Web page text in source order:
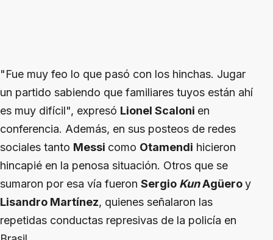
"Fue muy feo lo que pasó con los hinchas. Jugar
un partido sabiendo que familiares tuyos están ahí
es muy difícil", expresó Lionel Scaloni en
conferencia. Además, en sus posteos de redes
sociales tanto Messi como Otamendi hicieron
hincapié en la penosa situación. Otros que se
sumaron por esa vía fueron Sergio KunAgüeroy
Lisandro Martínez, quienes señalaron las
repetidas conductas represivas de la policía en